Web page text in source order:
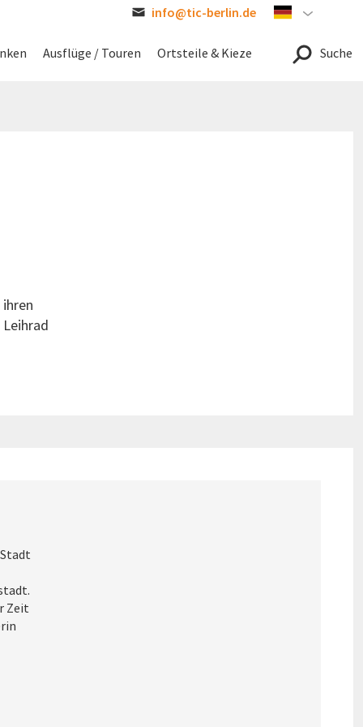
Ausflüge / Touren Ortsteile & Kieze Suche
info@tic-berlin.de German
Zeit